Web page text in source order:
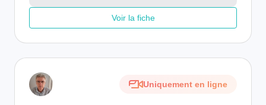
Voir la fiche
Uniquement en ligne